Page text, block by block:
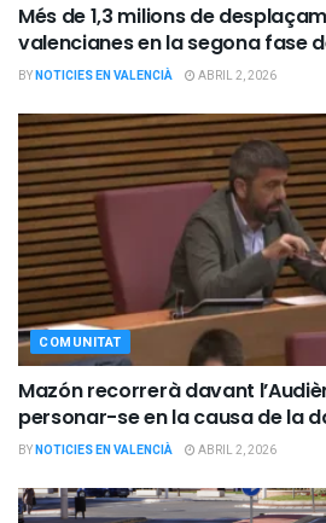
Més de 1,3 milions de
valencianes en la segona fase
BYNOTICIES EN VALENCIÀ ABRIL 2, 2026
COMUNITAT
Mazón recorrerà davant
personar-se en la causa de la
BYNOTICIES EN VALENCIÀ ABRIL 2, 2026